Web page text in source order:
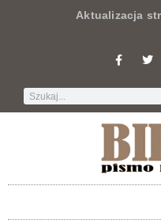
Aktualizacja strony